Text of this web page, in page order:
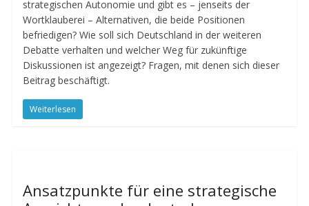
strategischen Autonomie und gibt es – jenseits der
Wortklauberei – Alternativen, die beide Positionen
befriedigen? Wie soll sich Deutschland in der weiteren
Debatte verhalten und welcher Weg für zukünftige
Diskussionen ist angezeigt? Fragen, mit denen sich dieser
Beitrag beschäftigt.
Weiterlesen
Ansatzpunkte für eine strategische